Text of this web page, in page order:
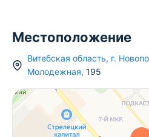
Местоположение
Витебская область, г.
Молодежная, 195